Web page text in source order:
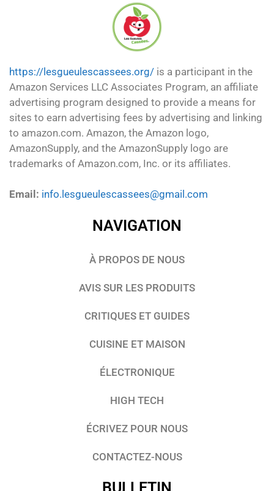
https://lesgueulescassees.org/ is a participant in the
Amazon Services LLC Associates Program, an affiliate
advertising program designed to provide a means for
sites to earn advertising fees by advertising and linking
to amazon.com. Amazon, the Amazon logo,
AmazonSupply, and the AmazonSupply logo are
trademarks of Amazon.com, Inc. or its affiliates.
Email: info.lesgueulescassees@gmail.com
NAVIGATION
À PROPOS DE NOUS
AVIS SUR LES PRODUITS
CRITIQUES ET GUIDES
CUISINE ET MAISON
ÉLECTRONIQUE
HIGH TECH
ÉCRIVEZ POUR NOUS
CONTACTEZ-NOUS